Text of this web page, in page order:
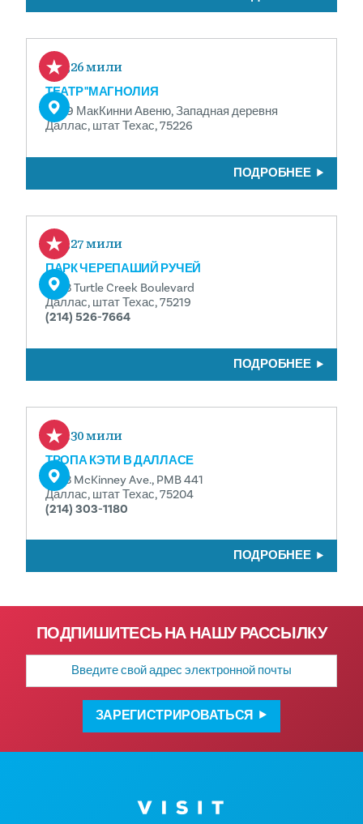
0,26 мили
ТЕАТР "МАГНОЛИЯ
3699 МакКинни Авеню, Западная деревня
Даллас, штат Техас, 75226
ПОДРОБНЕЕ
0,27 мили
ПАРК ЧЕРЕПАШИЙ РУЧЕЙ
3333 Turtle Creek Boulevard
Даллас, штат Техас, 75219
(214) 526-7664
ПОДРОБНЕЕ
0.30 мили
ТРОПА КЭТИ В ДАЛЛАСЕ
3523 McKinney Ave., PMB 441
Даллас, штат Техас, 75204
(214) 303-1180
ПОДРОБНЕЕ
ПОДПИШИТЕСЬ НА НАШУ РАССЫЛКУ
Адрес
электронной
почты
ЗАРЕГИСТРИРОВАТЬСЯ